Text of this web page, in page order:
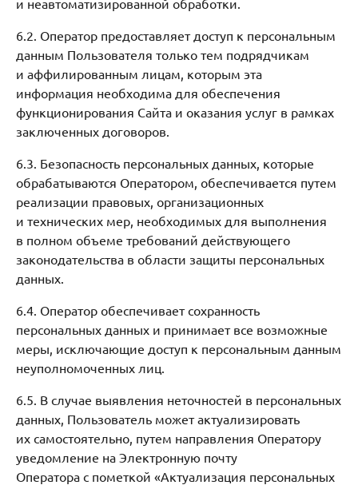
6.2. Оператор предоставляет доступ к персональным
данным Пользователя только тем подрядчикам
и аффилированным лицам, которым эта
информация необходима для обеспечения
функционирования Сайта и оказания услуг в рамках
заключенных договоров.
6.3. Безопасность персональных данных, которые
обрабатываются Оператором, обеспечивается путем
реализации правовых, организационных
и технических мер, необходимых для выполнения
в полном объеме требований действующего
законодательства в области защиты персональных
данных.
6.4. Оператор обеспечивает сохранность
персональных данных и принимает все возможные
меры, исключающие доступ к персональным данным
неуполномоченных лиц.
6.5. В случае выявления неточностей в персональных
данных, Пользователь может актуализировать
их самостоятельно, путем направления Оператору
уведомление на Электронную почту
Оператора с пометкой «Актуализация персональных